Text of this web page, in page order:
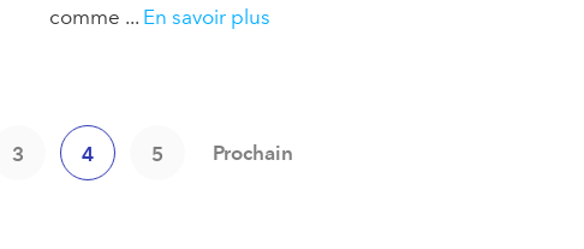
comme ... En savoir plus
3 4 5 Prochain